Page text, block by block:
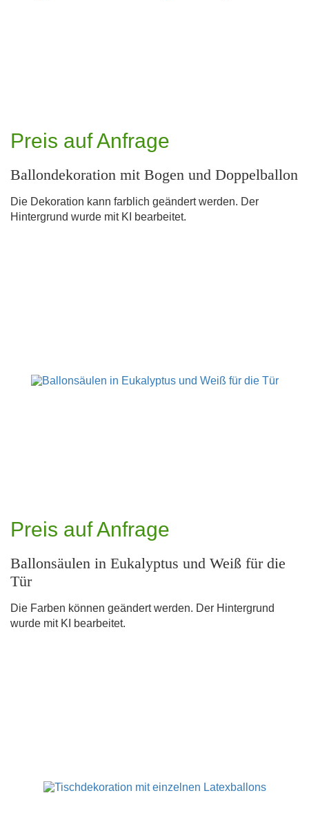
Preis auf Anfrage
Ballondekoration mit Bogen und Doppelballon
Die Dekoration kann farblich geändert werden. Der
Hintergrund wurde mit KI bearbeitet.
Preis auf Anfrage
Ballonsäulen in Eukalyptus und Weiß für die
Tür
Die Farben können geändert werden. Der Hintergrund
wurde mit KI bearbeitet.